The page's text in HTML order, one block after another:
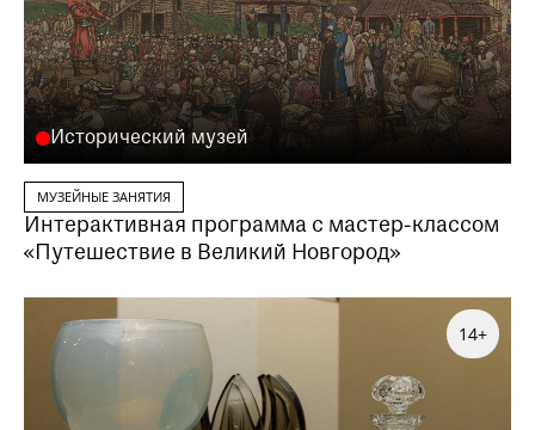
Исторический музей
МУЗЕЙНЫЕ ЗАНЯТИЯ
Интерактивная программа с мастер-классом
«Путешествие в Великий Новгород»
14+